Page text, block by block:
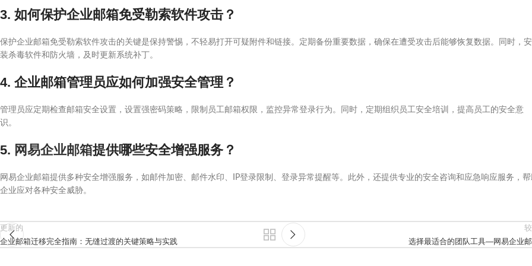
3. 如何保护企业邮箱免受勒索软件攻击？
保护企业邮箱免受勒索软件攻击的关键是保持警惕，不轻易打开可疑附件和链接。定期备份重要数据，确保在遭受攻击后能够恢复数据。同时，安
装杀毒软件和防火墙，及时更新系统补丁。
4. 企业邮箱管理员应如何加强安全管理？
管理员应定期检查邮箱安全设置，设置强密码策略，限制员工邮箱权限，监控异常登录行为。同时，定期组织员工安全培训，提高员工的安全意
识。
5. 网易企业邮箱提供哪些安全增强服务？
网易企业邮箱提供多种安全增强服务，如邮件加密、邮件水印、IP登录限制、登录异常提醒等。此外，还提供专业的安全咨询和应急响应服务，帮
企业应对各种安全威胁。
更新的
企业邮箱迁移完全指南：无缝过渡的关键策略与实践 选择最适合的团队工具—网易企业